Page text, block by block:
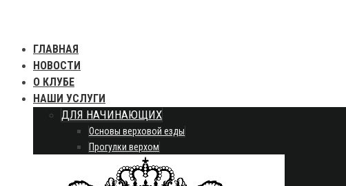
ГЛАВНАЯ
НОВОСТИ
О КЛУБЕ
НАШИ УСЛУГИ
ДЛЯ НАЧИНАЮЩИХ
Основы верховой езды
Прогулки верхом
Пони-клуб для детей
Индивидуальные занятия